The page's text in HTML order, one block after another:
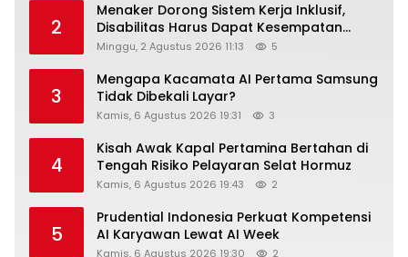
2
Menaker Dorong Sistem Kerja Inklusif,
Disabilitas Harus Dapat Kesempatan
Setara
Minggu, 2 Agustus 2026 11:13 5
3
Mengapa Kacamata AI Pertama Samsung
Tidak Dibekali Layar?
Kamis, 6 Agustus 2026 19:31 3
4
Kisah Awak Kapal Pertamina Bertahan di
Tengah Risiko Pelayaran Selat Hormuz
Kamis, 6 Agustus 2026 19:43 2
5
Prudential Indonesia Perkuat Kompetensi
AI Karyawan Lewat AI Week
Kamis, 6 Agustus 2026 19:30 2